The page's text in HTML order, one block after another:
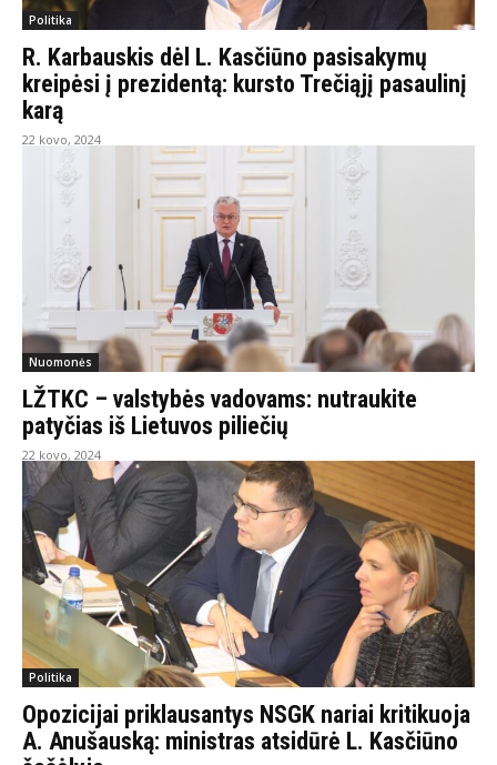
Politika
R. Karbauskis dėl L. Kasčiūno pasisakymų
kreipėsi į prezidentą: kursto Trečiąjį pasaulinį
karą
22 kovo, 2024
Nuomonės
LŽTKC – valstybės vadovams: nutraukite
patyčias iš Lietuvos piliečių
22 kovo, 2024
Politika
Opozicijai priklausantys NSGK nariai kritikuoja
A. Anušauską: ministras atsidūrė L. Kasčiūno